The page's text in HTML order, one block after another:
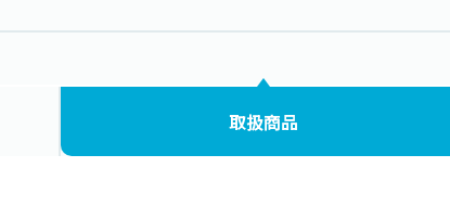
取扱商品